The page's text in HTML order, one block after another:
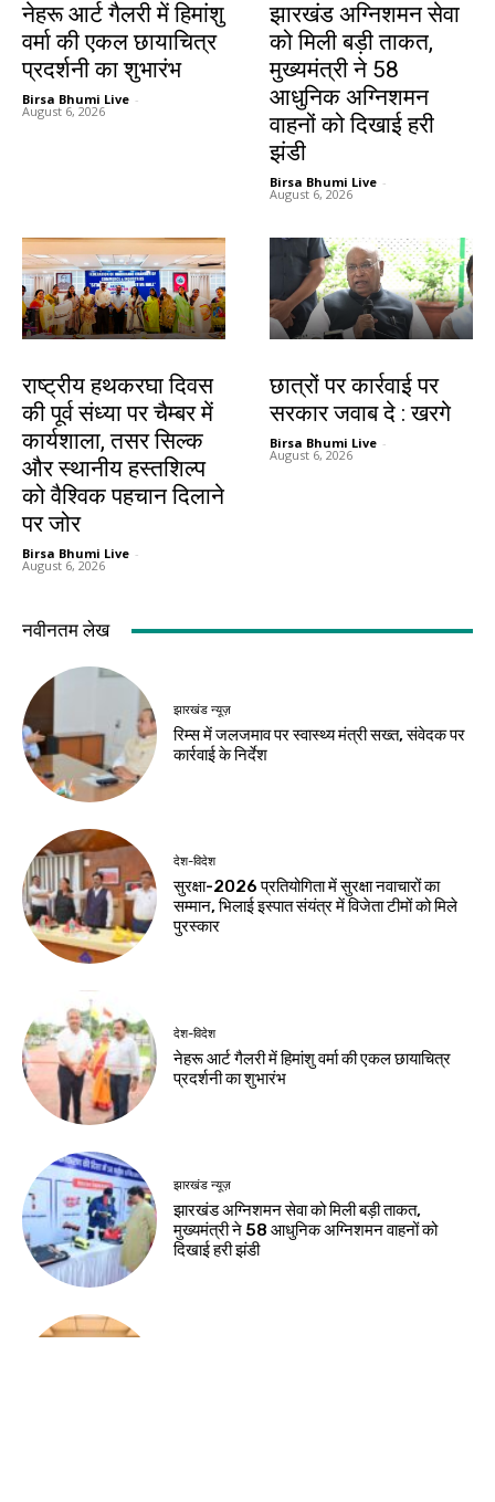
नेहरू आर्ट गैलरी में हिमांशु
वर्मा की एकल छायाचित्र
प्रदर्शनी का शुभारंभ
Birsa Bhumi Live -
August 6, 2026
झारखंड अग्निशमन सेवा
को मिली बड़ी ताकत,
मुख्यमंत्री ने 58
आधुनिक अग्निशमन
वाहनों को दिखाई हरी
झंडी
Birsa Bhumi Live -
August 6, 2026
राष्ट्रीय हथकरघा दिवस
की पूर्व संध्या पर चैम्बर में
कार्यशाला, तसर सिल्क
और स्थानीय हस्तशिल्प
को वैश्विक पहचान दिलाने
पर जोर
Birsa Bhumi Live -
August 6, 2026
छात्रों पर कार्रवाई पर
सरकार जवाब दे : खरगे
Birsa Bhumi Live -
August 6, 2026
नवीनतम लेख
झारखंड न्यूज़
रिम्स में जलजमाव पर स्वास्थ्य मंत्री सख्त, संवेदक पर
कार्रवाई के निर्देश
देश-विदेश
सुरक्षा-2026 प्रतियोगिता में सुरक्षा नवाचारों का
सम्मान, भिलाई इस्पात संयंत्र में विजेता टीमों को मिले
पुरस्कार
देश-विदेश
नेहरू आर्ट गैलरी में हिमांशु वर्मा की एकल छायाचित्र
प्रदर्शनी का शुभारंभ
झारखंड न्यूज़
झारखंड अग्निशमन सेवा को मिली बड़ी ताकत,
मुख्यमंत्री ने 58 आधुनिक अग्निशमन वाहनों को
दिखाई हरी झंडी